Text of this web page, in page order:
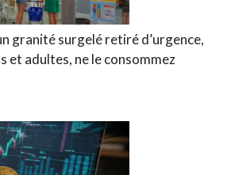
granité surgelé retiré d’urgence,
et adultes, ne le consommez